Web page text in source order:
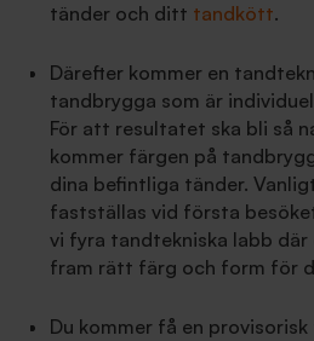
tänder och ditt tandkött.
Därefter kommer en
tandbrygga som är
För att resultatet ska bli så
kommer färgen på
dina befintliga tänder.
fastställas vid första
vi fyra tandtekniska labb
fram rätt färg och form för
Du kommer få en